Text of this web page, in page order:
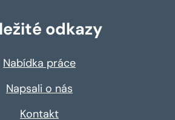
odkazy
Nabídka práce
Napsali o nás
Kontakt